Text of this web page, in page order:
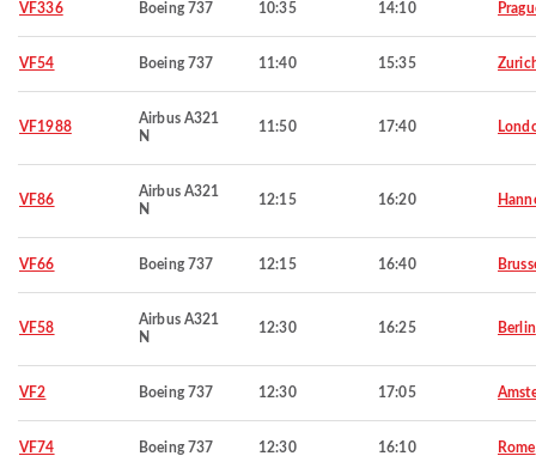
VF336 Boeing 737 10:35 14:10
VF54 Boeing 737 11:40 15:35
VF1988
Airbus A321
N
11:50 17:40
VF86
Airbus A321
N
12:15 16:20
VF66 Boeing 737 12:15 16:40
VF58
Airbus A321
N
12:30 16:25 Berlin
VF2 Boeing 737 12:30 17:05
VF74 Boeing 737 12:30 16:10 Rome